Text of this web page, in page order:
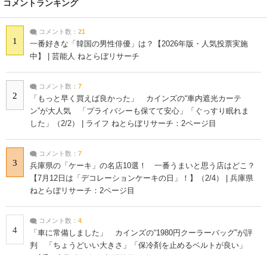
コメントランキング
1
コメント数： 21
一番好きな「韓国の男性俳優」は？【2026年版・人気投票実施
中】 | 芸能人 ねとらぼリサーチ
2
コメント数： 7
「もっと早く買えば良かった」 カインズの“車内遮光カーテ
ン”が大人気 「プライバシーも保てて安心」「ぐっすり眠れま
した」（2/2） | ライフ ねとらぼリサーチ：2ページ目
3
コメント数： 7
兵庫県の「ケーキ」の名店10選！ 一番うまいと思う店はどこ？
【7月12日は「デコレーションケーキの日」！】（2/4） | 兵庫県
ねとらぼリサーチ：2ページ目
4
コメント数： 4
「車に常備しました」 カインズの“1980円クーラーバッグ”が評
判 「ちょうどいい大きさ」「保冷剤を止めるベルトが良い」